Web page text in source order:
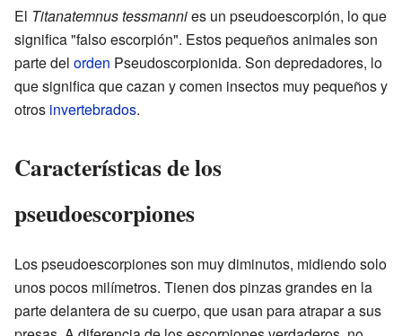
El Titanatemnus tessmannies un pseudoescorpión, lo que
significa "falso escorpión". Estos pequeños animales son
parte del orden Pseudoscorpionida. Son depredadores, lo
que significa que cazan y comen insectos muy pequeños y
otros invertebrados.
Características de los
pseudoescorpiones
Los pseudoescorpiones son muy diminutos, midiendo solo
unos pocos milímetros. Tienen dos pinzas grandes en la
parte delantera de su cuerpo, que usan para atrapar a sus